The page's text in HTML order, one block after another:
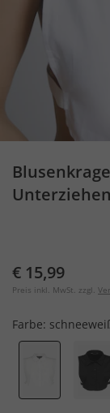
Unterziehen
€ 15,99
Preis inkl. MwSt. zzgl.
Farbe: